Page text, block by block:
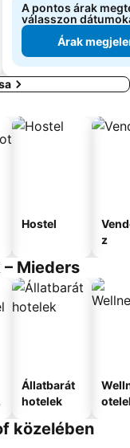
A pontos árak
válasszon
Árak
Hostel
z
Mieders
Állatbarát
hotelek
közelében